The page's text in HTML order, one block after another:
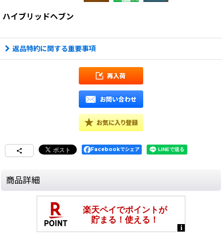
ハイブリッドヘブン
返品特約に関する重要事項
Facebookでシェア
商品詳細